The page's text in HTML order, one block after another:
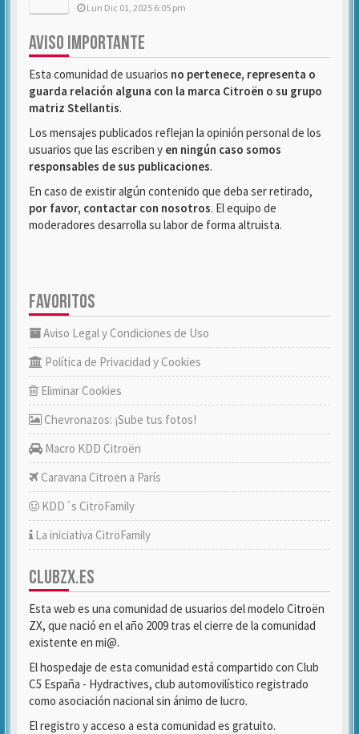
Lun Dic 01, 2025 6:05 pm
AVISO IMPORTANTE
Esta comunidad de usuarios no pertenece, representa o
guarda relación alguna con la marca Citroën o su grupo
matriz Stellantis.
Los mensajes publicados reflejan la opinión personal de los
usuarios que las escriben y en ningún caso somos
responsables de sus publicaciones.
En caso de existir algún contenido que deba ser retirado,
por favor, contactar con nosotros. El equipo de
moderadores desarrolla su labor de forma altruista.
FAVORITOS
Aviso Legal y Condiciones de Uso
Política de Privacidad y Cookies
Eliminar Cookies
Chevronazos: ¡Sube tus fotos!
Macro KDD Citroën
Caravana Citroën a París
KDD´s CitröFamily
La iniciativa CitröFamily
CLUBZX.ES
Esta web es una comunidad de usuarios del modelo Citroën
ZX, que nació en el año 2009 tras el cierre de la comunidad
existente en mi@.
El hospedaje de esta comunidad está compartido con Club
C5 España - Hydractives, club automovilístico registrado
como asociación nacional sin ánimo de lucro.
El registro y acceso a esta comunidad es gratuito.